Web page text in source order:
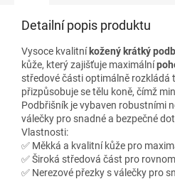
Detailní popis produktu
Vysoce kvalitníkožený krátký
kůže, který zajišťuje maximální
středové části optimálně rozkládá
přizpůsobuje se tělu koně, čímž
Podbřišník je vybaven robustními
válečky pro snadné a bezpečné
Vlastnosti:
✅ Měkká a kvalitní kůže pro
✅ Široká středová část pro
✅ Nerezové přezky s válečky pro